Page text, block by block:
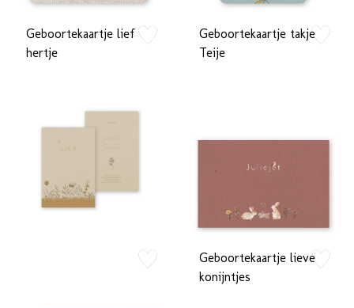
Geboortekaartje lief
hertje
zet op verlanglijstje
Geboortekaartje takje
Teije
zet op verlanglijstje
Geboortekaartje lieve
konijntjes